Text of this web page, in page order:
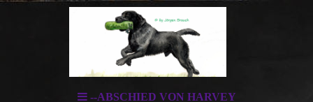
--ABSCHIED VON HARVEY